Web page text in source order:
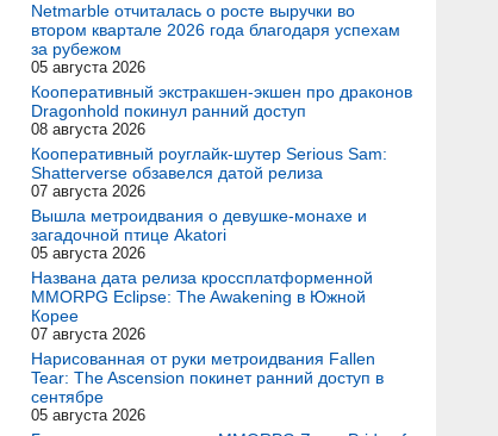
Netmarble отчиталась о росте выручки во
втором квартале 2026 года благодаря успехам
за рубежом
05 августа 2026
Кооперативный экстракшен-экшен про драконов
Dragonhold покинул ранний доступ
08 августа 2026
Кооперативный роуглайк-шутер Serious Sam:
Shatterverse обзавелся датой релиза
07 августа 2026
Вышла метроидвания о девушке-монахе и
загадочной птице Akatori
05 августа 2026
Названа дата релиза кроссплатформенной
MMORPG Eclipse: The Awakening в Южной
Корее
07 августа 2026
Нарисованная от руки метроидвания Fallen
Tear: The Ascension покинет ранний доступ в
сентябре
05 августа 2026